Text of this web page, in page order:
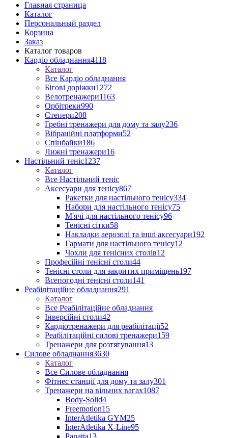
Главная страница
Каталог
Персональный раздел
Корзина
Заказ
Каталог товаров
Кардіо обладнання4118
Каталог
Все Кардіо обладнання
Бігові доріжки1272
Велотренажери1163
Орбітреки990
Степери208
Гребні тренажери для дому та залу236
Вібраційні платформи52
Спінбайки186
Лижні тренажери16
Настільний теніс1237
Каталог
Все Настільний теніс
Аксесуари для тенісу867
Ракетки для настільного тенісу334
Набори для настільного тенісу75
М'ячі для настільного тенісу96
Тенісні сітки58
Накладки аерозолі та інші аксесуари192
Гармати для настільного тенісу12
Чохли для тенісних столів12
Професійні тенісні столи44
Тенісні столи для закритих приміщень197
Всепогодні тенісні столи141
Реабілітаційне обладнання291
Каталог
Все Реабілітаційне обладнання
Інверсійні столи42
Кардіотренажери для реабілітації52
Реабілітаційні силові тренажери159
Тренажери для розтягування13
Силове обладнання3630
Каталог
Все Силове обладнання
Фітнес станції для дому та залу301
Тренажери на вільних вагах1087
Body-Solid4
Freemotion15
InterAtletika GYM25
InterAtletika X-Line95
Panatta13